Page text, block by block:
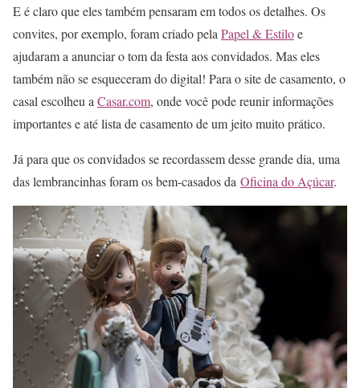
E é claro que eles também pensaram em todos os detalhes. Os
convites, por exemplo, foram criado pela Papel & Estiloe
ajudaram a anunciar o tom da festa aos convidados. Mas eles
também não se esqueceram do digital! Para o site de casamento, o
casal escolheu a Casar.com, onde você pode reunir informações
importantes e até lista de casamento de um jeito muito prático.
Já para que os convidados se recordassem desse grande dia, uma
das lembrancinhas foram os bem-casados da Oficina do Açúcar.